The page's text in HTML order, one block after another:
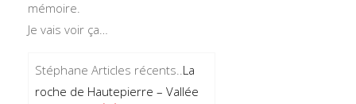
mémoire.
Je vais voir ça…
Stéphane Articles récents..La
roche de Hautepierre – Vallée